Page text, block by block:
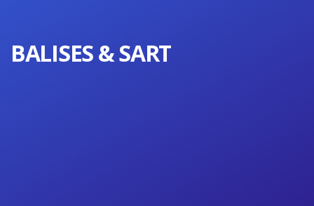
BALISES & SART